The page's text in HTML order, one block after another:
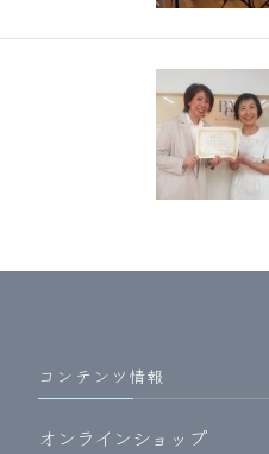
コンテンツ情報
オンラインショップ